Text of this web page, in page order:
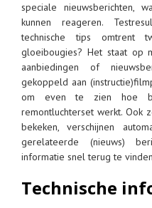
speciale nieuwsberichten,
kunnen reageren.
technische tips omtrent
gloeibougies? Het staat op
aanbiedingen of
gekoppeld aan
om even te zien hoe
remontluchterset werkt. Ook
bekeken, verschijnen
gerelateerde (nieuws)
informatie snel terug te
Technische